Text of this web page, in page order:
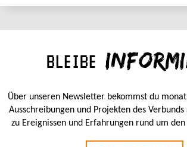
BLEIBE
Über unseren Newsletter bekommst du
Ausschreibungen und Projekten des
zu Ereignissen und Erfahrungen rund um